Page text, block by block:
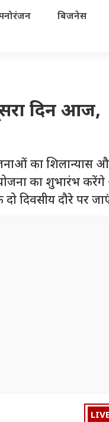
बिजनेस
दिन आज,
का शिलान्यास
का शुभारंभ
दिवसीय दौरे पर
LIVE